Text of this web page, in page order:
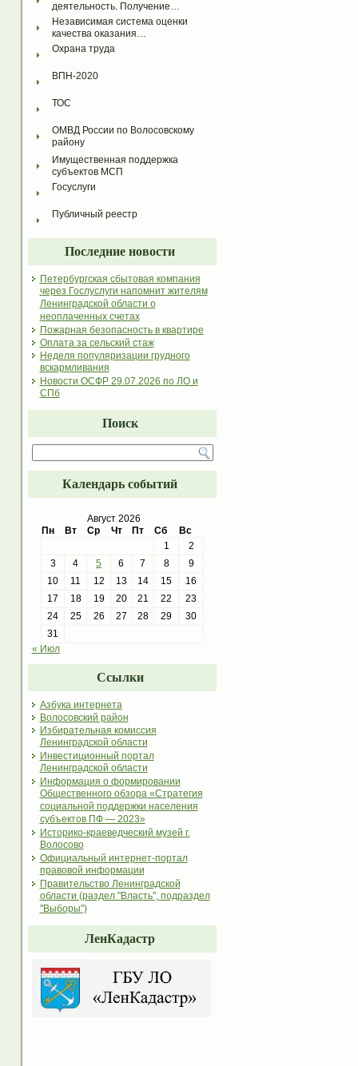
деятельность. Получение…
Независимая система оценки
качества оказания…
Охрана труда
ВПН-2020
ТОС
ОМВД России по Волосовскому
району
Имущественная поддержка
субъектов МСП
Госуслуги
Публичный реестр
Последние новости
Петербургская сбытовая компания
через Гослуслуги напомнит жителям
Ленинградской области о
неоплаченных счетах
Пожарная безопасность в квартире
Оплата за сельский стаж
Неделя популяризации грудного
вскармливания
Новости ОСФР 29.07.2026 по ЛО и
СПб
Поиск
Календарь событий
Август 2026
Пн
Вт Ср Чт Пт Сб
Вс
1
2
3
4 5 6 7 8
9
10
11 12 13 14 15
16
17
18 19 20 21 22
23
24
25 26 27 28 29
30
31
« Июл
Ссылки
Азбука интернета
Волосовский район
Избирательная комиссия
Ленинградской области
Инвестиционный портал
Ленинградской области
Информация о формировании
Общественного обзора «Стратегия
социальной поддержки населения
субъектов ПФ — 2023»
Историко-краеведческий музей г.
Волосово
Официальный интернет-портал
правовой информации
Правительство Ленинградской
области (раздел "Власть", подраздел
"Выборы")
ЛенКадастр